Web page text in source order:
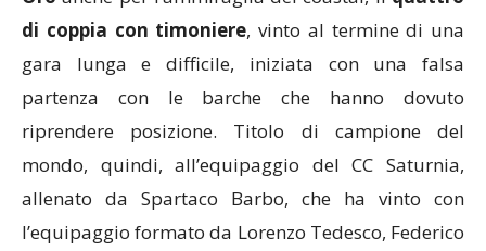
di coppia con timoniere, vinto al termine di una
gara lunga e difficile, iniziata con una falsa
partenza con le barche che hanno dovuto
riprendere posizione. Titolo di campione del
mondo, quindi, all’equipaggio del CC Saturnia,
allenato da Spartaco Barbo, che ha vinto con
l’equipaggio formato da Lorenzo Tedesco, Federico